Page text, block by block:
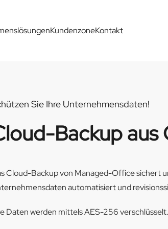
KundenzoneKontakt
Sie Ihre Unternehmensdaten!
Backup aus
Cloud-Backup von Managed-Office sichert
automatisiert und
Daten werden mittels AES-256 verschlüsselt.